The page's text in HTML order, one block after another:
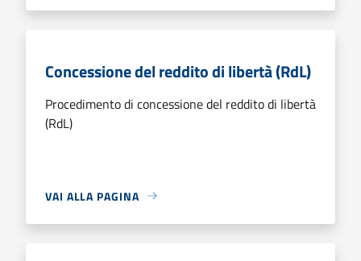
Concessione del reddito di libertà (RdL)
Procedimento di concessione del reddito di libertà
(RdL)
VAI ALLA PAGINA